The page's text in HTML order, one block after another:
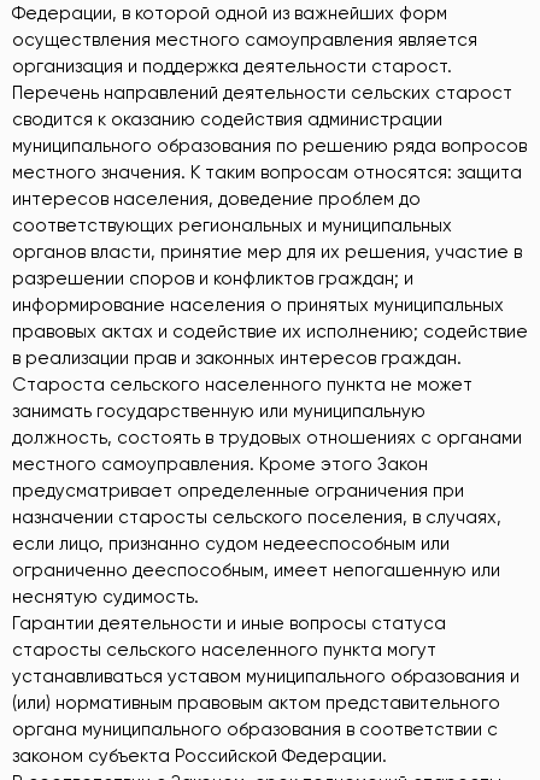
Федерации, в которой одной из важнейших форм
осуществления местного самоуправления является
организация и поддержка деятельности старост.
Перечень направлений деятельности сельских старост
сводится к оказанию содействия администрации
муниципального образования по решению ряда вопросов
местного значения. К таким вопросам относятся: защита
интересов населения, доведение проблем до
соответствующих региональных и муниципальных
органов власти, принятие мер для их решения, участие в
разрешении споров и конфликтов граждан; и
информирование населения о принятых муниципальных
правовых актах и содействие их исполнению; содействие
в реализации прав и законных интересов граждан.
Староста сельского населенного пункта не может
занимать государственную или муниципальную
должность, состоять в трудовых отношениях с органами
местного самоуправления. Кроме этого Закон
предусматривает определенные ограничения при
назначении старосты сельского поселения, в случаях,
если лицо, признанно судом недееспособным или
ограниченно дееспособным, имеет непогашенную или
неснятую судимость.
Гарантии деятельности и иные вопросы статуса
старосты сельского населенного пункта могут
устанавливаться уставом муниципального образования и
(или) нормативным правовым актом представительного
органа муниципального образования в соответствии с
законом субъекта Российской Федерации.